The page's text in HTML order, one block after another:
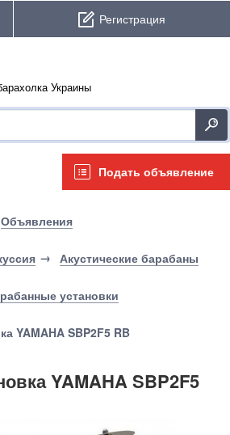
Украины
Подать объявление
Объявления
Акустические барабаны
установки
YAMAHA SBP2F5 RB
YAMAHA SBP2F5